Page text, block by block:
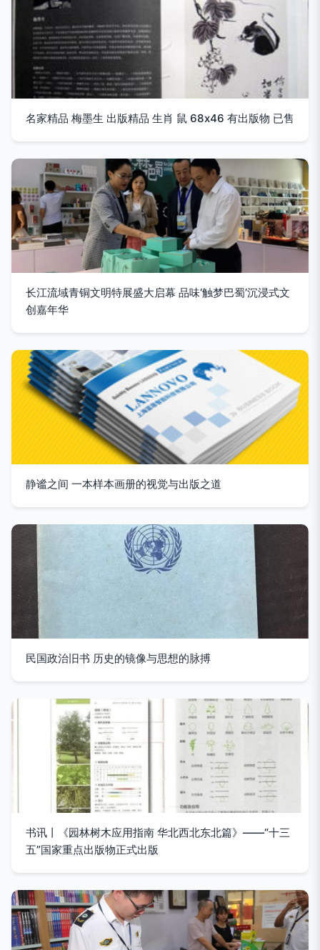
名家精品 梅墨生 出版精品 生肖 鼠 68x46 有出版物 已售
长江流域青铜文明特展盛大启幕 品味‘触梦巴蜀’沉浸式文
创嘉年华
静谧之间 一本样本画册的视觉与出版之道
民国政治旧书 历史的镜像与思想的脉搏
书讯丨《园林树木应用指南 华北西北东北篇》——“十三
五”国家重点出版物正式出版